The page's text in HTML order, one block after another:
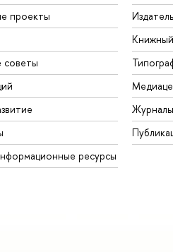
проекты
советы
ресурсы
Книжный